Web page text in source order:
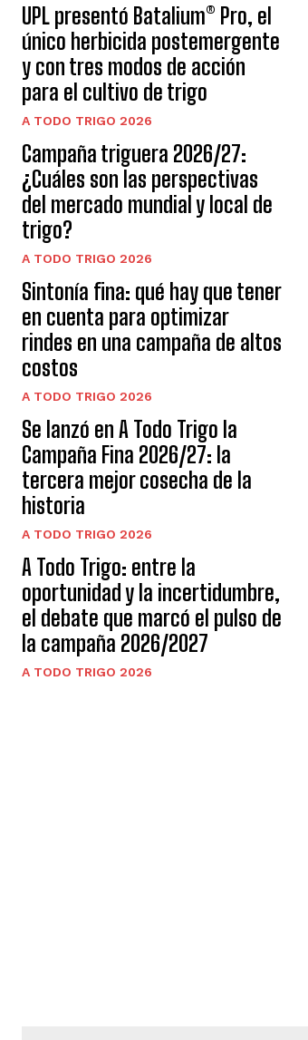
UPL presentó Batalium® Pro, el
único herbicida postemergente
y con tres modos de acción
para el cultivo de trigo
A TODO TRIGO 2026
Campaña triguera 2026/27:
¿Cuáles son las perspectivas
del mercado mundial y local de
trigo?
A TODO TRIGO 2026
Sintonía fina: qué hay que tener
en cuenta para optimizar
rindes en una campaña de altos
costos
A TODO TRIGO 2026
Se lanzó en A Todo Trigo la
Campaña Fina 2026/27: la
tercera mejor cosecha de la
historia
A TODO TRIGO 2026
A Todo Trigo: entre la
oportunidad y la incertidumbre,
el debate que marcó el pulso de
la campaña 2026/2027
A TODO TRIGO 2026